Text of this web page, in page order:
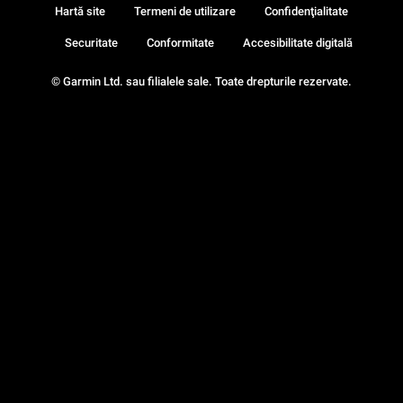
© Garmin Ltd. sau filialele sale. Toate drepturile rezervate.
Hartă site Termeni de utilizare Confidenţialitate
Securitate Conformitate Accesibilitate digitală